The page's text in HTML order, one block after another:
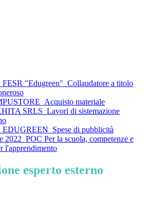
FESR "Edugreen"_Collaudatore a titolo
materiale
SRLS_Lavori di sistemazione
EDUGREEN_Spese di pubblicità
2022_POC Per la scuola, competenze e
l'apprendimento
esperto esterno